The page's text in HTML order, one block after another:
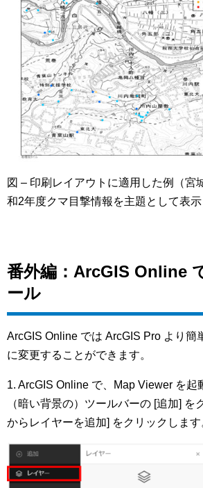
図 – 印刷レイアウトに適用した例（宮
和2年度クマ目撃情報を主題として表示
番外編：ArcGIS Online
ール
ArcGIS Online では ArcGIS Pro より簡
に変更することができます。
1. ArcGIS Online で、Map Viewer を起
（暗い背景の）ツールバーの [追加] を
からレイヤーを追加] をクリックします